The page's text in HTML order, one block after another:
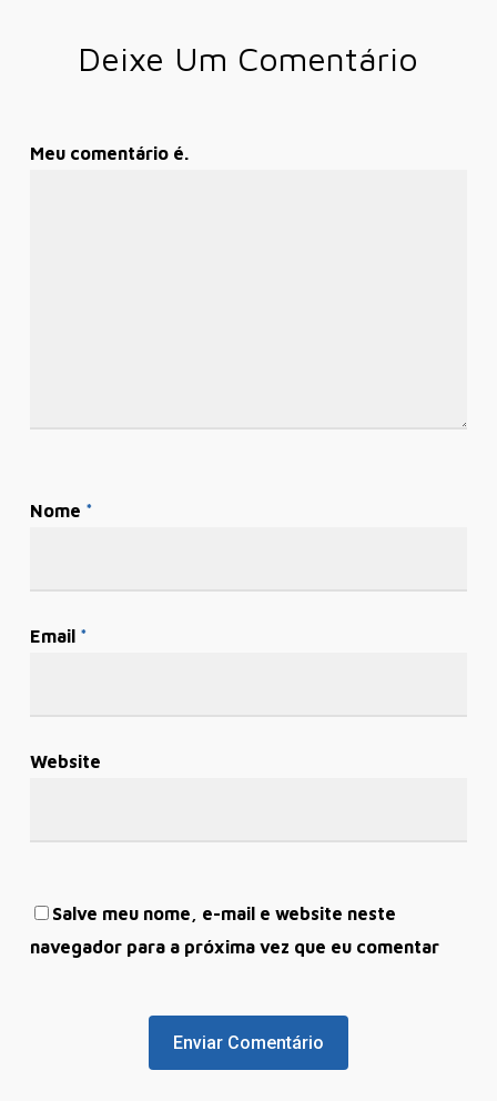
Deixe Um Comentário
Meu comentário é.
Nome *
Email *
Website
Salve meu nome, e-mail e website neste
navegador para a próxima vez que eu comentar